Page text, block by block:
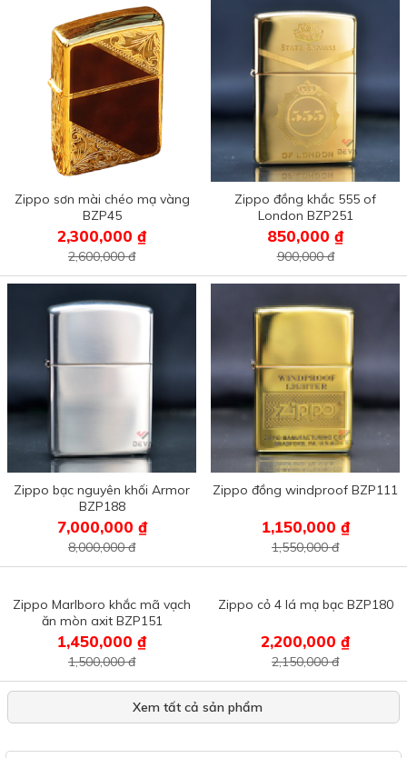
Zippo sơn mài chéo mạ vàng
BZP45
2,300,000 ₫
2,600,000 đ
Zippo đồng khắc 555 of
London BZP251
850,000 ₫
900,000 đ
Zippo bạc nguyên khối Armor
BZP188
7,000,000 ₫
8,000,000 đ
Zippo đồng windproof BZP111
1,150,000 ₫
1,550,000 đ
Zippo Marlboro khắc mã vạch
ăn mòn axit BZP151
1,450,000 ₫
1,500,000 đ
Zippo cỏ 4 lá mạ bạc BZP180
2,200,000 ₫
2,150,000 đ
Xem tất cả sản phẩm